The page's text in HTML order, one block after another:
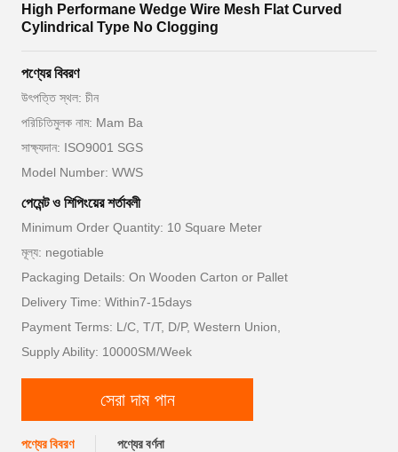
High Performane Wedge Wire Mesh Flat Curved
Cylindrical Type No Clogging
পণ্যের বিবরণ
উৎপত্তি স্থল: চীন
পরিচিতিমুলক নাম: Mam Ba
সাক্ষ্যদান: ISO9001 SGS
Model Number: WWS
পেমেন্ট ও শিপিংয়ের শর্তাবলী
Minimum Order Quantity: 10 Square Meter
মূল্য: negotiable
Packaging Details: On Wooden Carton or Pallet
Delivery Time: Within7-15days
Payment Terms: L/C, T/T, D/P, Western Union,
Supply Ability: 10000SM/Week
সেরা দাম পান
পণ্যের বিবরণ পণ্যের বর্ণনা